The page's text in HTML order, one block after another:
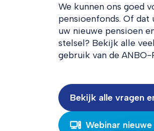
We kunnen ons goed
pensioenfonds. Of
uw nieuwe pensioen
stelsel? Bekijk alle
gebruik van de ANBO-
Bekijk alle vragen
Webinar